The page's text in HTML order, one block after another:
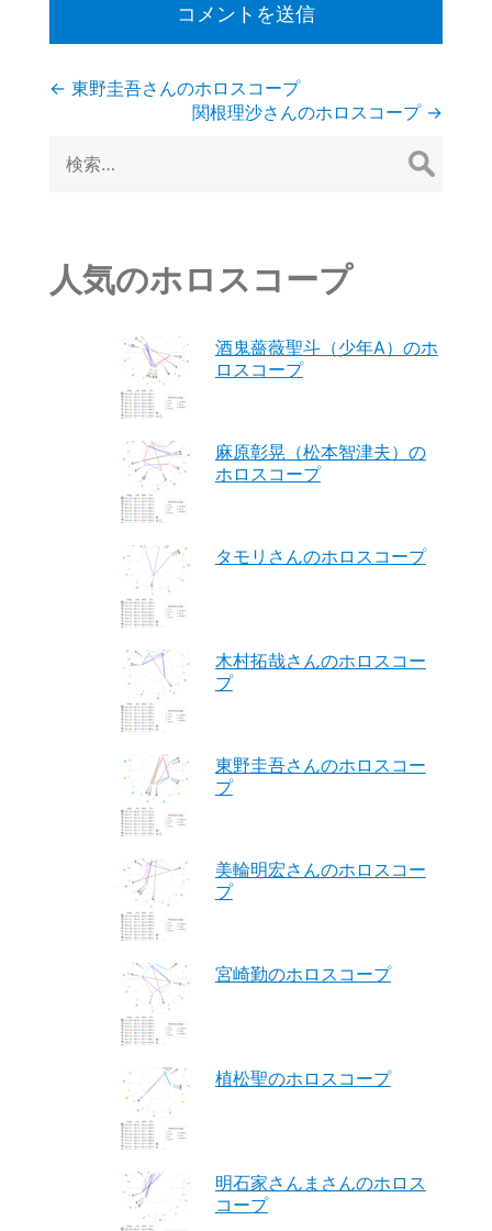
投
ゲ
← 東野圭吾さんのホロスコープ
関根理沙さんのホロスコープ →
索:
人気のホロスコープ
酒鬼薔薇聖斗（少年A）のホ
ロスコープ
麻原彰晃（松本智津夫）の
ホロスコープ
タモリさんのホロスコープ
木村拓哉さんのホロスコー
プ
東野圭吾さんのホロスコー
プ
美輪明宏さんのホロスコー
プ
宮崎勤のホロスコープ
植松聖のホロスコープ
明石家さんまさんのホロス
コープ